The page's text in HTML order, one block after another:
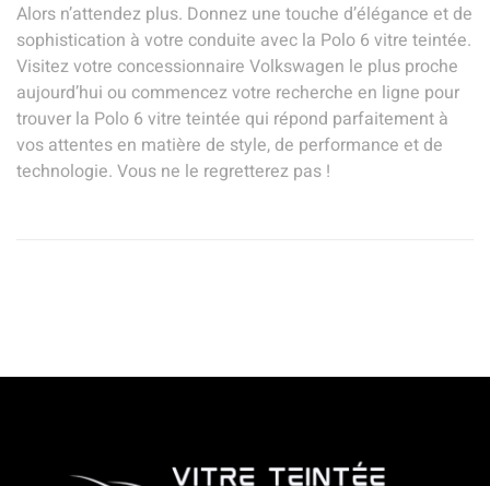
Alors n’attendez plus. Donnez une touche d’élégance et de
sophistication à votre conduite avec la Polo 6 vitre teintée.
Visitez votre concessionnaire Volkswagen le plus proche
aujourd’hui ou commencez votre recherche en ligne pour
trouver la Polo 6 vitre teintée qui répond parfaitement à
vos attentes en matière de style, de performance et de
technologie. Vous ne le regretterez pas !